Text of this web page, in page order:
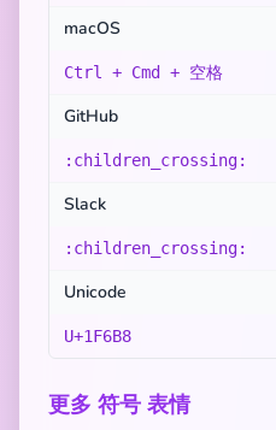
macOS
Ctrl + Cmd + 空格
GitHub
:children_crossing:
Slack
:children_crossing:
Unicode
U+1F6B8
更多 符号 表情